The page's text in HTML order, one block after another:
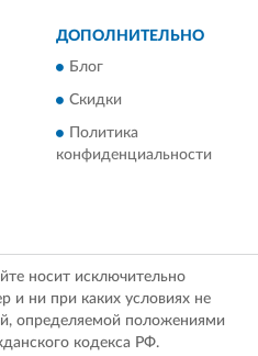
ДОПОЛНИТЕЛЬНО
Блог
Скидки
Политика
конфиденциальности
носит исключительно
и ни при каких условиях не
определяемой положениями
кодекса РФ.